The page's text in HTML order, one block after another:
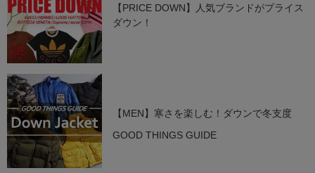
【PRICE DOWN】人気ブランドがプライス
ダウン！
【MEN】寒さを楽しむ！ダウンで冬支度
GOOD THINGS GUIDE